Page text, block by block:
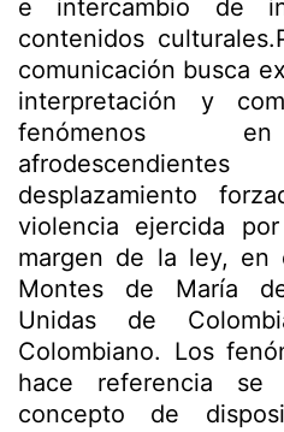
e intercambio de
contenidos
comunicación busca
interpretación y
fenómenos en
desplazamiento
violencia ejercida
margen de la ley, en
Montes de María
Unidas de
Colombiano. Los
hace referencia
concepto de